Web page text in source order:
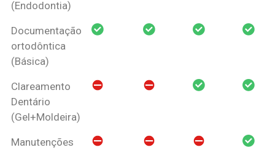
(Endodontia)
Documentação
ortodôntica
(Básica)
Clareamento
Dentário
(Gel+Moldeira)
Manutenções